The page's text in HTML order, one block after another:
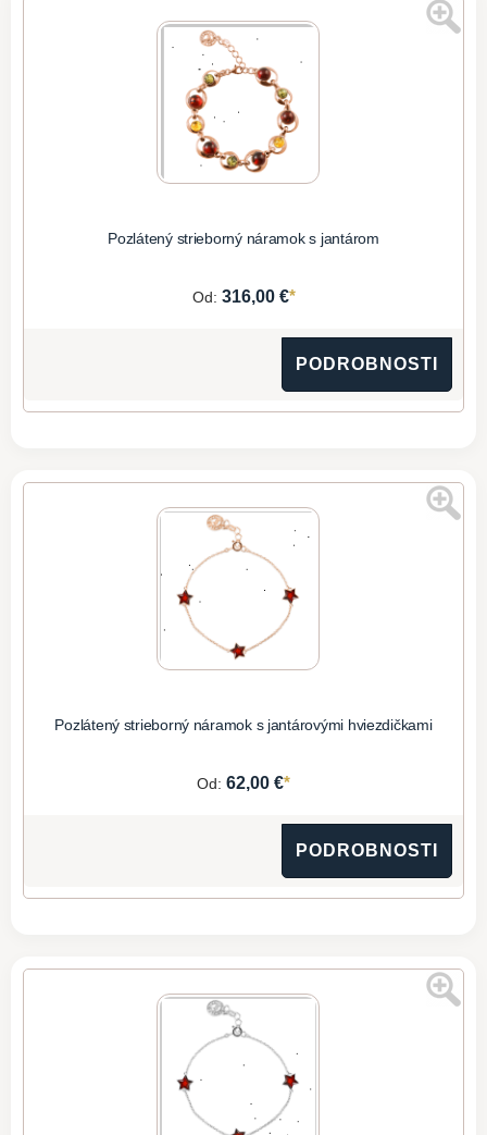
Pozlátený strieborný náramok s jantárom
Od: 316,00 €*
PODROBNOSTI
Pozlátený strieborný náramok s jantárovými hviezdičkami
Od: 62,00 €*
PODROBNOSTI